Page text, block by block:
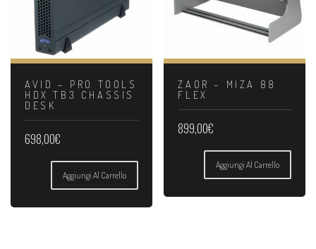
AVID – PRO TOOLS
HDX TB3 CHASSIS
DESK
698,00€
Aggiungi Al Carrello
ZAOR – MIZA 88
FLEX
899,00€
Aggiungi Al Carrello